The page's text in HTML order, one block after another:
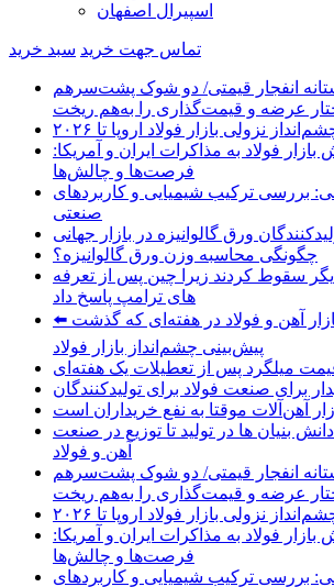
اسپیرال اصفهان
تماس جهت خرید سبد خرید
انفجار قیمتی/ دو شوک پشت‌سرهم
عرضه و قیمت‌گذاری را به‌هم ریخت
نزولی بازار فولاد اروپا تا ۲۰۲۶
بازار فولاد به مذاکرات ایران و آمریکا:
فرصت‌ها و چالش‌ها
بررسی ترکیب شیمیایی و کاربردهای
صنعتی
ورق گالوانیزه در بازار جهانی
چگونگی محاسبه وزن ورق گالوانیزه؟
سقوط کردند زیرا چین پس از تعرفه
های ترامپ پاسخ داد
آهن و فولاد در هفته‌ای که گذشت ⬅️
پیش‌بینی چشم‌انداز بازار فولاد
میلگرد پس از تعطیلات یک هفته‌ای
برای صنعت فولاد برای تولیدکنندگان
آهن‌آلات موقتا به نفع خریداران است
بنیان‌ ها در تولید تا توزیع در صنعت
آهن و فولاد
انفجار قیمتی/ دو شوک پشت‌سرهم
عرضه و قیمت‌گذاری را به‌هم ریخت
نزولی بازار فولاد اروپا تا ۲۰۲۶
بازار فولاد به مذاکرات ایران و آمریکا:
فرصت‌ها و چالش‌ها
بررسی ترکیب شیمیایی و کاربردهای